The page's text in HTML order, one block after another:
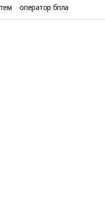
оператор бпла